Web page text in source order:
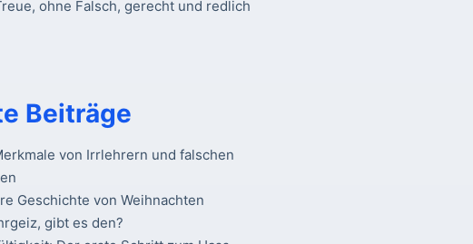
ohne Falsch, gerecht und redlich
Beiträge
von Irrlehrern und falschen
Geschichte von Weihnachten
gibt es den?